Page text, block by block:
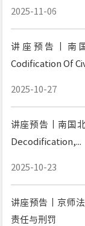
2025-11-06
讲座预告丨南
Codification Of
2025-10-27
讲座预告丨南国
Decodification,...
2025-10-23
讲座预告丨京师
责任与刑罚